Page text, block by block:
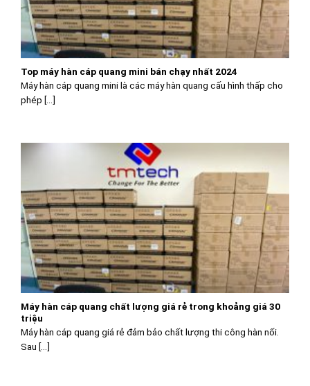
Top máy hàn cáp quang mini bán chạy nhất 2024
Máy hàn cáp quang mini là các máy hàn quang cấu hình thấp cho
phép [...]
Máy hàn cáp quang chất lượng giá rẻ trong khoảng giá 30
triệu
Máy hàn cáp quang giá rẻ đảm bảo chất lượng thi công hàn nối.
Sau [...]